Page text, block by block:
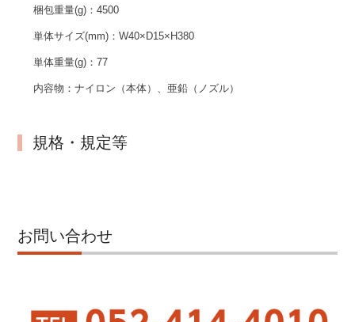
梱包重量(g)：4500
単体サイズ(mm)：W40×D15×H380
単体重量(g)：77
内容物：ナイロン（本体）、亜鉛（ノズル）
規格・規定等
お問い合わせ